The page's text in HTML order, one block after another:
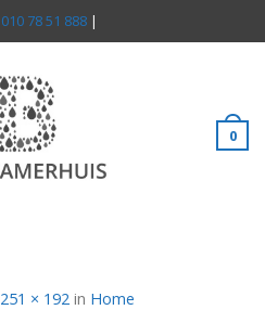
010 78 51 888 |
0
251 × 192 in Home